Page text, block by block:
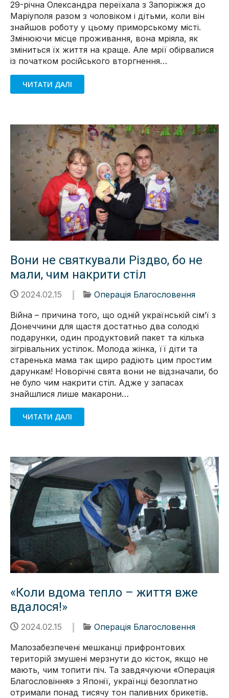
29-річна Олександра переїхала з Запоріжжя до
Маріуполя разом з чоловіком і дітьми, коли він
знайшов роботу у цьому приморському місті.
Змінюючи місце проживання, вона мріяла, як
зміниться їх життя на краще. Але мрії обірвалися
із початком російського вторгнення…
ЧИТАТИ ДАЛІ
Вони не святкували Різдво, бо не
мали, чим накрити стіл
2024.02.15
Операція Благословення
Війна – причина того, що одній українській сімʼї з
Донеччини для щастя достатньо два солодкі
подарунки, один продуктовий пакет та кілька
зігрівальних устілок. Молода жінка, її діти та
старенька мама так щиро радіють цим простим
дарункам! Новорічні свята вони не відзначали, бо
не було чим накрити стіл. Адже у запасах
знайшлися лише макарони…
ЧИТАТИ ДАЛІ
«Коли вдома тепло – життя вже
вдалося!»
2024.02.15
Операція Благословення
Малозабезпечені мешканці прифронтових
територій змушені мерзнути до кісток, якщо не
мають, чим топити піч. Та завдячуючи «Операція
Благословіння» з Японії, українці безоплатно
отримали понад тисячу тон паливних брикетів.